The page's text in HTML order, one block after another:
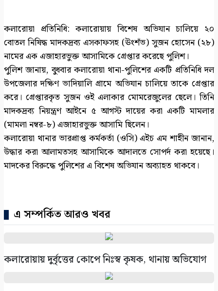
কলারোয়া প্রতিনিধি: কলারোয়ায় বিশেষ অভিযান চালিয়ে ২০
বোতল নিষিদ্ধ মাদকদ্রব্য এসকাফসহ (ঊংশঁভ) সুজন হোসেন (২৮)
নামের এক এজাহারভুক্ত আসামিকে গ্রেপ্তার করেছে পুলিশ।
পুলিশ জানায়, বুধবার কলারোয়া থানা-পুলিশের একটি প্রতিনিধি দল
উপজেলার দক্ষিণ ভাদিয়ালি গ্রামে অভিযান চালিয়ে তাকে গ্রেপ্তার
করে। গ্রেপ্তারকৃত সুজন ওই এলাকার মোমরেজুলের ছেলে। তিনি
মাদকদ্রব্য নিয়ন্ত্রণ আইনে ৫ আগস্ট দায়ের করা একটি মামলার
(মামলা নম্বর-৮) এজাহারভুক্ত আসামি ছিলেন।
কলারোয়া থানার ভারপ্রাপ্ত কর্মকর্তা (ওসি) এইচ এম শাহীন জানান,
উদ্ধার করা আলামতসহ আসামিকে আদালতে সোপর্দ করা হয়েছে।
মাদকের বিরুদ্ধে পুলিশের এ বিশেষ অভিযান অব্যাহত থাকবে।
এ সম্পর্কিত আরও খবর
কলারোয়ায় দুর্বৃত্তের কোপে নিঃস্ব কৃষক, থানায় অভিযোগ